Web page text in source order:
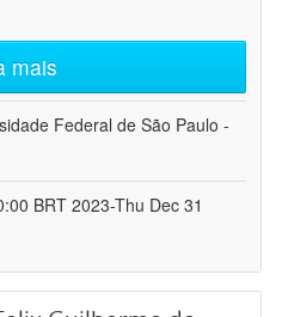
mais
Federal de São Paulo -
BRT 2023-Thu Dec 31